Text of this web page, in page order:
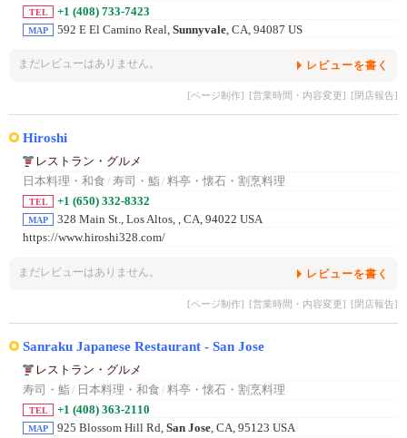
TEL +1 (408) 733-7423
MAP 592 E El Camino Real, Sunnyvale, CA, 94087 US
まだレビューはありません。 レビューを書く
[ページ制作] [営業時間・内容変更] [閉店報告]
Hiroshi
レストラン・グルメ
日本料理・和食 / 寿司・鮨/ 料亭・懐石・割烹料理
TEL +1 (650) 332-8332
MAP 328 Main St., Los Altos, , CA, 94022 USA
https://www.hiroshi328.com/
まだレビューはありません。 レビューを書く
[ページ制作] [営業時間・内容変更] [閉店報告]
Sanraku Japanese Restaurant - San Jose
レストラン・グルメ
寿司・鮨/ 日本料理・和食 / 料亭・懐石・割烹料理
TEL +1 (408) 363-2110
MAP 925 Blossom Hill Rd, San Jose , CA, 95123 USA